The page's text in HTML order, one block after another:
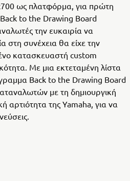
ως πλατφόρμα, για πρώτη
to the Drawing Board
την ευκαιρία να
στη συνέχεια θα είχε την
κατασκευαστή custom
Με μια εκτεταμένη λίστα
Back to the Drawing Board
με τη δημιουργική
αρτιότητα της Yamaha, για να